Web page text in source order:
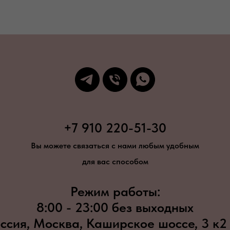
+7 910 220-51-30
Вы можете связаться с нами любым удобным
для вас способом
Режим работы:
8:00 - 23:00 без выходных
Москва, Каширское шоссе, 3 к2